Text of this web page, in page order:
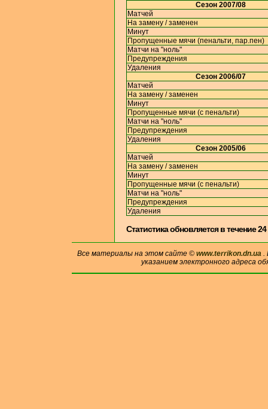
Сезон 2007/08
Матчей
На замену / заменен
Минут
Пропущенные мячи (пенальти, пар.пен)
Матчи на "ноль"
Предупреждения
Удаления
Сезон 2006/07
Матчей
На замену / заменен
Минут
Пропущенные мячи (с пенальти)
Матчи на "ноль"
Предупреждения
Удаления
Сезон 2005/06
Матчей
На замену / заменен
Минут
Пропущенные мячи (с пенальти)
Матчи на "ноль"
Предупреждения
Удаления
Cтатистика обновляется в течение
Все материалы на этом сайте © www.terrikon.dn.ua.
указанием электронного адреса